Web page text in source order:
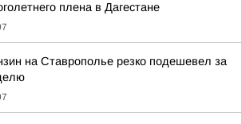
плена в Дагестане
на Ставрополье резко подешевел за